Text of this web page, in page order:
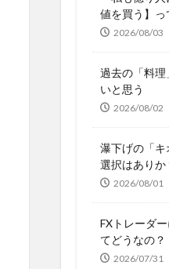
値を買う】っ
2026/08/03
過去の「料理
いと思う
2026/08/02
瀑下げの「キ
選択はありか
2026/08/01
FXトレーダ
てどうなの？
2026/07/31